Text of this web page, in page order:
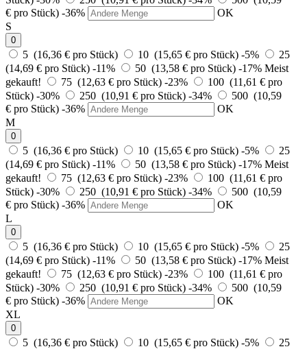
€ pro Stück) -36%
OK
S
0
5 (16,36 € pro Stück) 10 (15,65 € pro Stück) -5%
25
(14,69 € pro Stück) -11% 50 (13,58 € pro Stück) -17% Meist
gekauft!
75 (12,63 € pro Stück) -23%
100 (11,61 € pro
Stück) -30% 250 (10,91 € pro Stück) -34%
500 (10,59
€ pro Stück) -36%
OK
M
0
5 (16,36 € pro Stück) 10 (15,65 € pro Stück) -5%
25
(14,69 € pro Stück) -11% 50 (13,58 € pro Stück) -17% Meist
gekauft!
75 (12,63 € pro Stück) -23%
100 (11,61 € pro
Stück) -30% 250 (10,91 € pro Stück) -34%
500 (10,59
€ pro Stück) -36%
OK
L
0
5 (16,36 € pro Stück) 10 (15,65 € pro Stück) -5%
25
(14,69 € pro Stück) -11% 50 (13,58 € pro Stück) -17% Meist
gekauft!
75 (12,63 € pro Stück) -23%
100 (11,61 € pro
Stück) -30% 250 (10,91 € pro Stück) -34%
500 (10,59
€ pro Stück) -36%
OK
XL
0
5 (16,36 € pro Stück) 10 (15,65 € pro Stück) -5%
25